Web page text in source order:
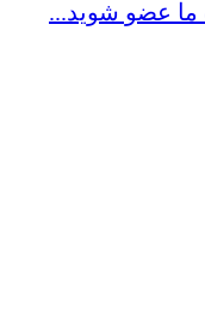
ما عضو شوید...